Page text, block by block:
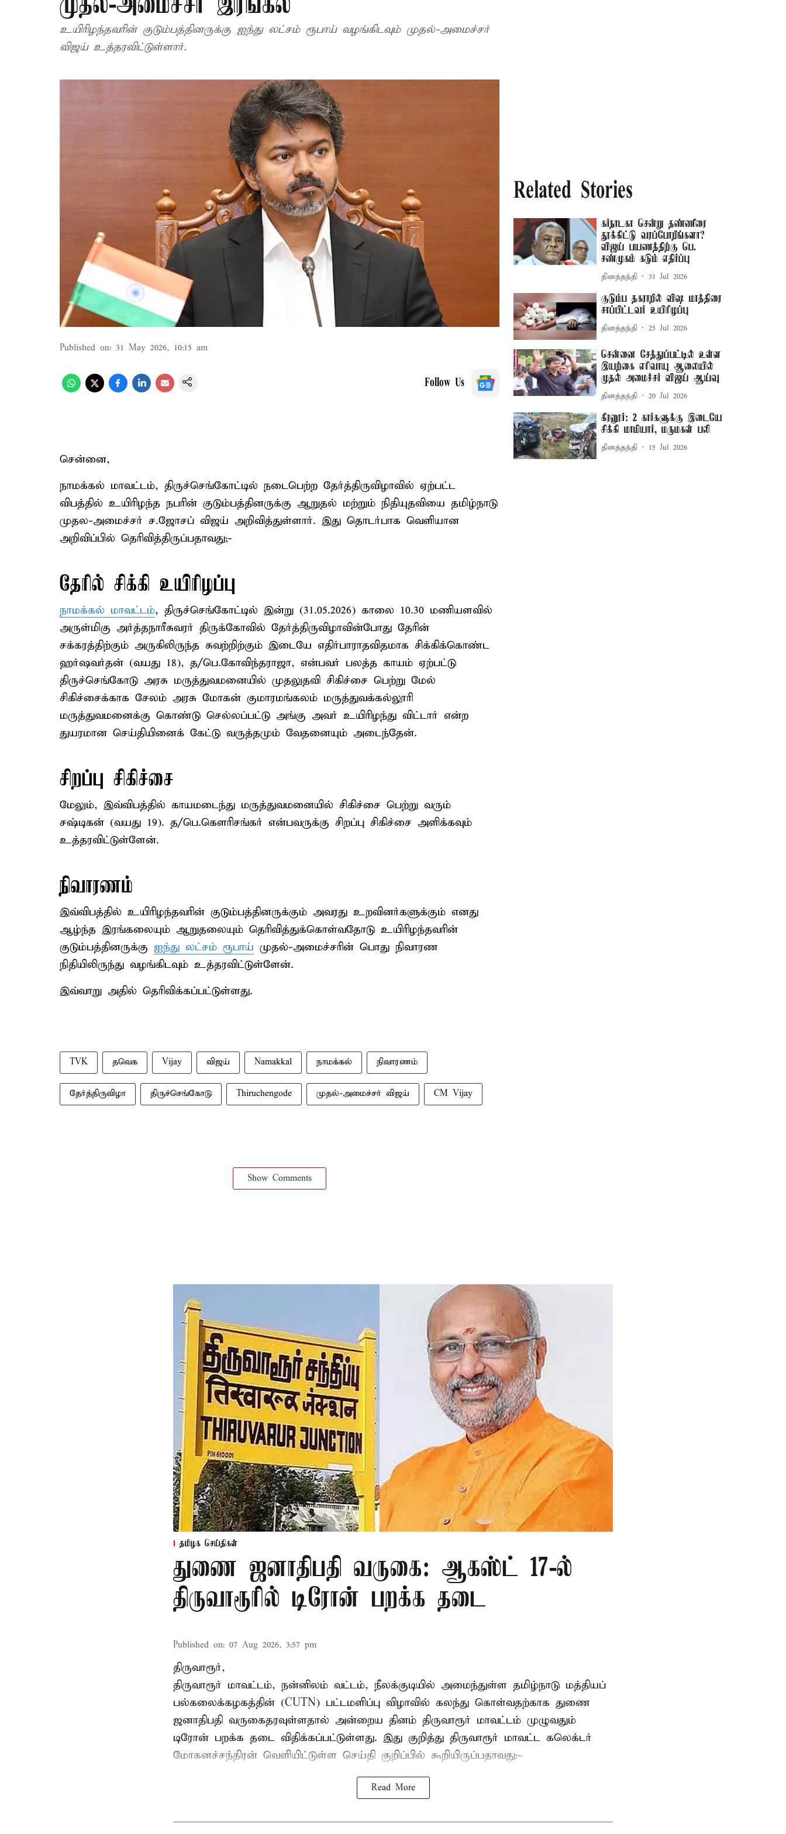
உயிரிழந்தவரின் குடும்பத்தினருக்கு ஐந்து லட்சம் ரூபாய் வழங்கிடவும் முதல்-அமைச்சர்
விஜய் உத்தரவிட்டுள்ளார்.
Published on: 31 May 2026, 10:15 am
Follow Us
சென்னை,
நாமக்கல் மாவட்டம், திருச்செங்கோட்டில் நடைபெற்ற தேர்த்திருவிழாவில் ஏற்பட்ட
விபத்தில் உயிரிழந்த நபரின் குடும்பத்தினருக்கு ஆறுதல் மற்றும் நிதியுதவியை தமிழ்நாடு
முதல-அமைச்சர் ச.ஜோசப் விஜய் அறிவித்துள்ளார். இது தொடர்பாக வெளியான
அறிவிப்பில் தெரிவித்திருப்பதாவது;-
தேரில் சிக்கி உயிரிழப்பு
நாமக்கல் மாவட்டம், திருச்செங்கோட்டில் இன்று (31.05.2026) காலை 10.30 மணியளவில்
அருள்மிகு அர்த்தநாரீசுவரர் திருக்கோவில் தேர்த்திருவிழாவின்போது தேரின்
சக்கரத்திற்கும் அருகிலிருந்த சுவற்றிற்கும் இடையே எதிர்பாராதவிதமாக சிக்கிக்கொண்ட
ஹர்ஷவர்தன் (வயது 18), த/பெ.கோவிந்தராஜா, என்பவர் பலத்த காயம் ஏற்பட்டு
திருச்செங்கோடு அரசு மருத்துவமனையில் முதலுதவி சிகிச்சை பெற்று மேல்
சிகிச்சைக்காக சேலம் அரசு மோகன் குமாரமங்கலம் மருத்துவக்கல்லூரி
மருத்துவமனைக்கு கொண்டு செல்லப்பட்டு அங்கு அவர் உயிரிழந்து விட்டார் என்ற
துயரமான செய்தியினைக் கேட்டு வருத்தமும் வேதனையும் அடைந்தேன்.
சிறப்பு சிகிச்சை
மேலும், இவ்விபத்தில் காயமடைந்து மருத்துவமனையில் சிகிச்சை பெற்று வரும்
சஷ்டிகன் (வயது 19). த/பெ.கௌரிசங்கர் என்பவருக்கு சிறப்பு சிகிச்சை அளிக்கவும்
உத்தரவிட்டுள்ளேன்.
நிவாரணம்
இவ்விபத்தில் உயிரிழந்தவரின் குடும்பத்தினருக்கும் அவரது உறவினர்களுக்கும் எனது
ஆழ்ந்த இரங்கலையும் ஆறுதலையும் தெரிவித்துக்கொள்வதோடு உயிரிழந்தவரின்
குடும்பத்தினருக்கு ஐந்து லட்சம் ரூபாய் முதல்-அமைச்சரின் பொது நிவாரண
நிதியிலிருந்து வழங்கிடவும் உத்தரவிட்டுள்ளேன்.
இவ்வாறு அதில் தெரிவிக்கப்பட்டுள்ளது.
TVK தவெக Vijay விஜய் Namakkal நாமக்கல் நிவாரணம்
தேர்த்திருவிழா திருச்செங்கோடு Thiruchengode முதல்-அமைச்சர் விஜய் CM Vijay
Show Comments
Related Stories
கர்நாடகா சென்று தண்ணீரை
தூக்கிட்டு வரப்போறீங்களா? –
விஜய் பயணத்திற்கு பெ.
சண்முகம் கடும் எதிர்ப்பு
தினத்தந்தி 31 Jul 2026
குடும்ப தகராறில் விஷ மாத்திரை
சாப்பிட்டவர் உயிரிழப்பு
தினத்தந்தி 25 Jul 2026
சென்னை சேத்துப்பட்டில் உள்ள
இயற்கை எரிவாயு ஆலையில்
முதல் அமைச்சர் விஜய் ஆய்வு
தினத்தந்தி 20 Jul 2026
கீரனூர்: 2 கார்களுக்கு இடையே
சிக்கி மாமியார், மருமகள் பலி
தினத்தந்தி 15 Jul 2026
தமிழக செய்திகள்
துணை ஜனாதிபதி வருகை: ஆகஸ்ட் 17-ல்
திருவாரூரில் டிரோன் பறக்க தடை
Published on: 07 Aug 2026, 3:57 pm
திருவாரூர்,
திருவாரூர் மாவட்டம், நன்னிலம் வட்டம், நீலக்குடியில் அமைந்துள்ள தமிழ்நாடு மத்தியப்
பல்கலைக்கழகத்தின் (CUTN) பட்டமளிப்பு விழாவில் கலந்து கொள்வதற்காக துணை
ஜனாதிபதி வருகைதரவுள்ளதால் அன்றைய தினம் திருவாரூர் மாவட்டம் முழுவதும்
டிரோன் பறக்க தடை விதிக்கப்பட்டுள்ளது. இது குறித்து திருவாரூர் மாவட்ட கலெக்டர்
மோகனச்சந்திரன் வெளியிட்டுள்ள செய்தி குறிப்பில் கூறியிருப்பதாவது:-
Read More